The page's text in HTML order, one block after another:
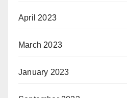
April 2023
March 2023
January 2023